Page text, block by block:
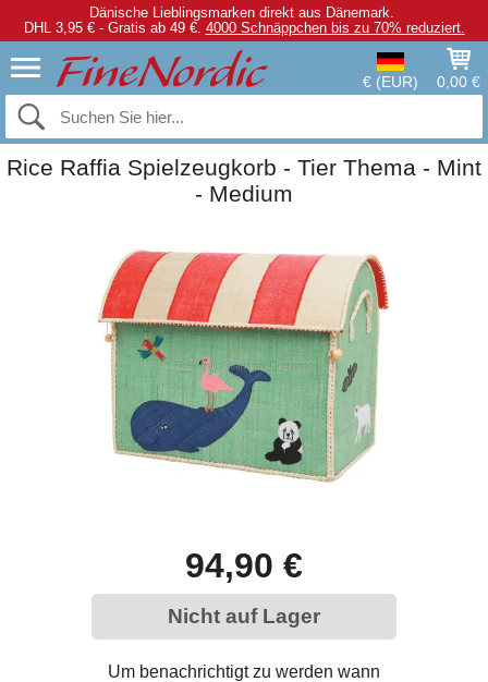
Dänische Lieblingsmarken direkt aus Dänemark.
DHL 3,95 € - Gratis ab 49 €. 4000 Schnäppchen bis zu 70% reduziert.
€ (EUR) 0,00 €
Rice Raffia Spielzeugkorb - Tier Thema - Mint
- Medium
94,90 €
Nicht auf Lager
Um benachrichtigt zu werden wann